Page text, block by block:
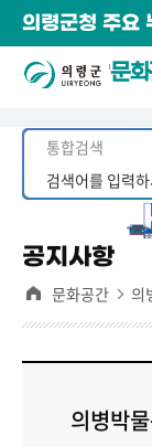
의령군청 주요
문
공지사항
문화공간 의
의병박